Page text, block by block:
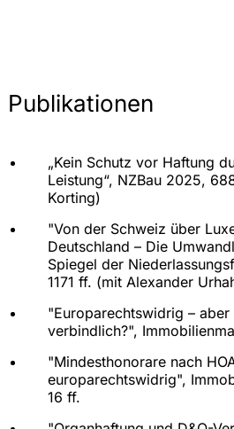
ehemaligem
Automobilhersteller bei
Durchführung von
und Architektenrecht
Publikationen
„Kein Schutz vor Haftung
Leistung“, NZBau 2025,
Korting)
"Von der Schweiz über
Deutschland – Die
Spiegel der
1171 ff. (mit Alexander
"Europarechtswidrig –
verbindlich?",
"Mindesthonorare nach
europarechtswidrig",
16 ff.